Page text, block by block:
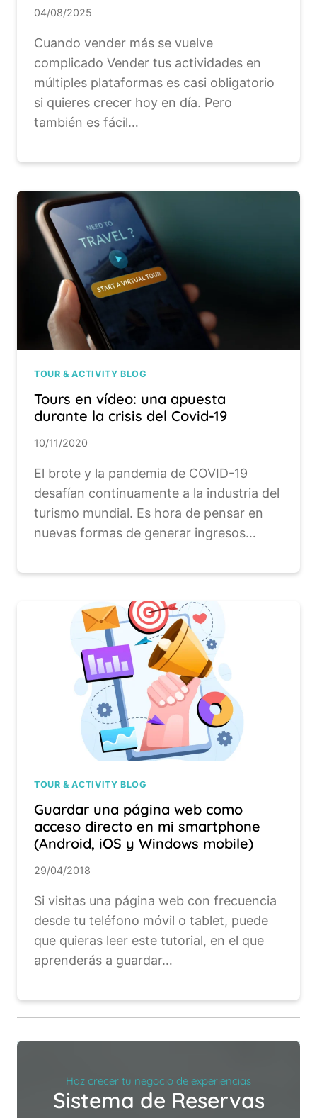
04/08/2025
Cuando vender más se vuelve
complicado Vender tus actividades en
múltiples plataformas es casi obligatorio
si quieres crecer hoy en día. Pero
también es fácil…
TOUR & ACTIVITY BLOG
Tours en vídeo: una apuesta
durante la crisis del Covid-19
10/11/2020
El brote y la pandemia de COVID-19
desafían continuamente a la industria del
turismo mundial. Es hora de pensar en
nuevas formas de generar ingresos…
TOUR & ACTIVITY BLOG
Guardar una página web como
acceso directo en mi smartphone
(Android, iOS y Windows mobile)
29/04/2018
Si visitas una página web con frecuencia
desde tu teléfono móvil o tablet, puede
que quieras leer este tutorial, en el que
aprenderás a guardar…
Haz crecer tu negocio de experiencias
Sistema de Reservas